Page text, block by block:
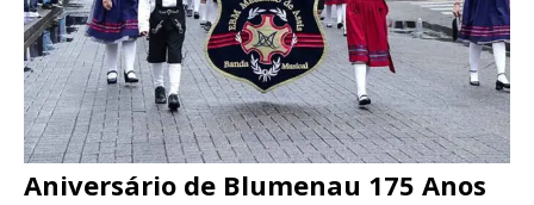
Aniversário de Blumenau 175 Anos